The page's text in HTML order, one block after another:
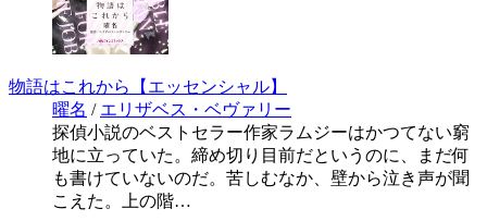
物語はこれから【エッセンシャル】
曜名 / エリザベス・ベヴァリー
探偵小説のベストセラー作家ラムジーはかつてない窮
地に立っていた。締め切り目前だというのに、まだ何
も書けていないのだ。苦しむなか、壁から泣き声が聞
こえた。上の階…